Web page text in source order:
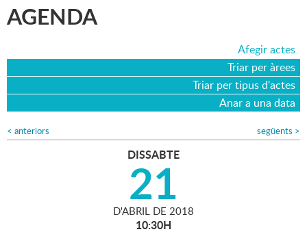
AGENDA
Afegir actes
Triar per àrees
Triar per tipus d'actes
Anar a una data
< anteriors següents >
DISSABTE
21
D'ABRIL DE 2018
10:30H